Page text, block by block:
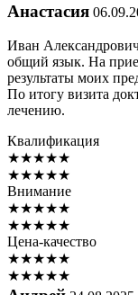
Анастасия
Иван
общий язык. На
результаты моих
По итогу визита
лечению.
Квалификация
★★★★★
★★★★★
Внимание
★★★★★
★★★★★
Цена-качество
★★★★★
★★★★★